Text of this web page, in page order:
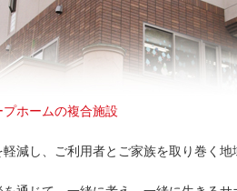
ホームの複合施設
減し、ご利用者とご家族を取り巻く